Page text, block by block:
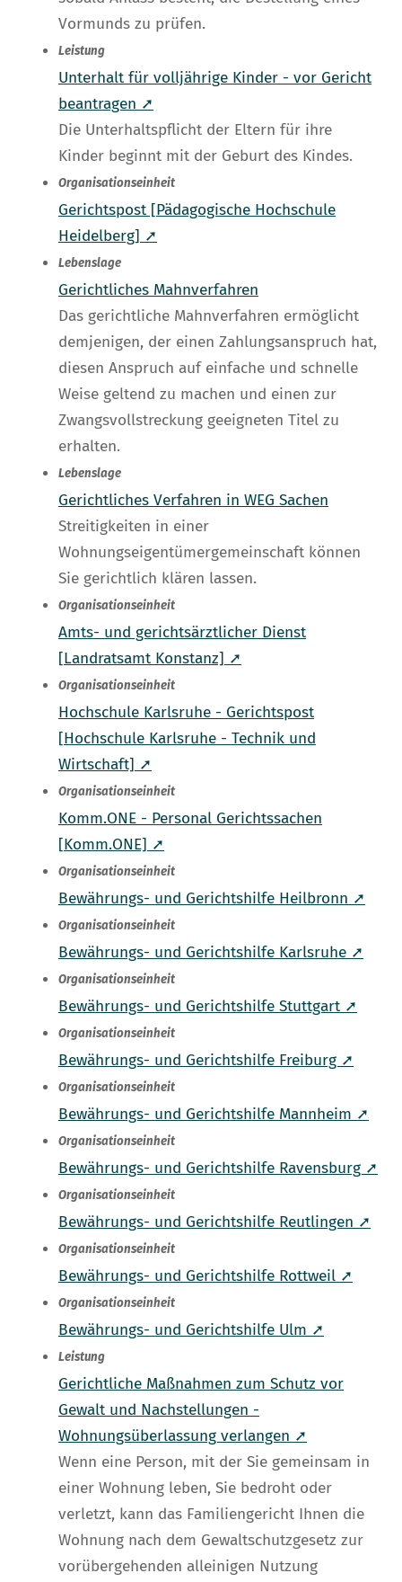
Vormunds zu prüfen.
Leistung
Unterhalt für volljährige Kinder - vor Gericht
beantragen ➚
Die Unterhaltspflicht der Eltern für ihre
Kinder beginnt mit der Geburt des Kindes.
Organisationseinheit
Gerichtspost [Pädagogische Hochschule
Heidelberg] ➚
Lebenslage
Gerichtliches Mahnverfahren
Das gerichtliche Mahnverfahren ermöglicht
demjenigen, der einen Zahlungsanspruch hat,
diesen Anspruch auf einfache und schnelle
Weise geltend zu machen und einen zur
Zwangsvollstreckung geeigneten Titel zu
erhalten.
Lebenslage
Gerichtliches Verfahren in WEG Sachen
Streitigkeiten in einer
Wohnungseigentümergemeinschaft können
Sie gerichtlich klären lassen.
Organisationseinheit
Amts- und gerichtsärztlicher Dienst
[Landratsamt Konstanz] ➚
Organisationseinheit
Hochschule Karlsruhe - Gerichtspost
[Hochschule Karlsruhe - Technik und
Wirtschaft] ➚
Organisationseinheit
Komm.ONE - Personal Gerichtssachen
[Komm.ONE] ➚
Organisationseinheit
Bewährungs- und Gerichtshilfe Heilbronn ➚
Organisationseinheit
Bewährungs- und Gerichtshilfe Karlsruhe ➚
Organisationseinheit
Bewährungs- und Gerichtshilfe Stuttgart ➚
Organisationseinheit
Bewährungs- und Gerichtshilfe Freiburg ➚
Organisationseinheit
Bewährungs- und Gerichtshilfe Mannheim ➚
Organisationseinheit
Bewährungs- und Gerichtshilfe Ravensburg ➚
Organisationseinheit
Bewährungs- und Gerichtshilfe Reutlingen ➚
Organisationseinheit
Bewährungs- und Gerichtshilfe Rottweil ➚
Organisationseinheit
Bewährungs- und Gerichtshilfe Ulm ➚
Leistung
Gerichtliche Maßnahmen zum Schutz vor
Gewalt und Nachstellungen -
Wohnungsüberlassung verlangen ➚
Wenn eine Person, mit der Sie gemeinsam in
einer Wohnung leben, Sie bedroht oder
verletzt, kann das Familiengericht Ihnen die
Wohnung nach dem Gewaltschutzgesetz zur
vorübergehenden alleinigen Nutzung